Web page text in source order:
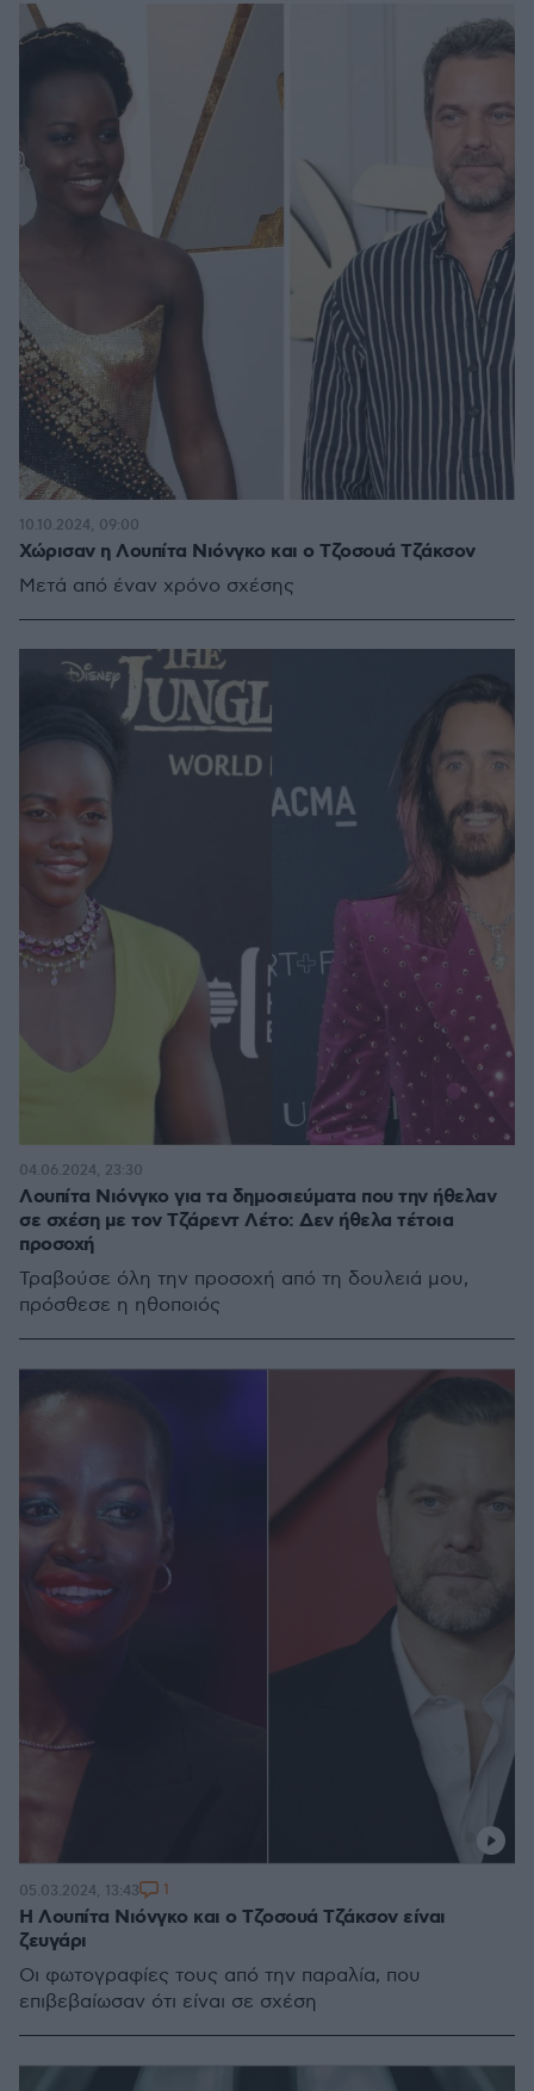
Χώρισαν η Λουπίτα Νιόνγκο και ο Τζοσουά Τζάκσον
Μετά από έναν χρόνο σχέσης
10.10.2024, 09:00
Λουπίτα Νιόνγκο για τα δημοσιεύματα που την ήθελαν
σε σχέση με τον Τζάρεντ Λέτο: Δεν ήθελα τέτοια
προσοχή
Τραβούσε όλη την προσοχή από τη δουλειά μου,
πρόσθεσε η ηθοποιός
04.06.2024, 23:30
Η Λουπίτα Νιόνγκο και ο Τζοσουά Τζάκσον είναι
ζευγάρι
Οι φωτογραφίες τους από την παραλία, που
επιβεβαίωσαν ότι είναι σε σχέση
05.03.2024, 13:43 1